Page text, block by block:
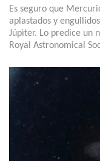
Es seguro que
aplastados y
Júpìter. Lo predice un
Royal Astronomical